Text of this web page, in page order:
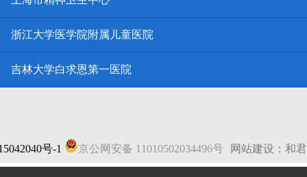
浙江大学医学院附属儿童医院
吉林大学白求恩第一医院
号-1 京公网安备 11010502034496号 网站建设：和